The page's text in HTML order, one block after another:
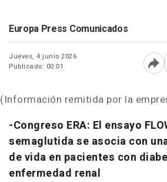
Europa Press Comunicados
Jueves, 4 junio 2026
Publicado: 00:01
(Información remitida por la
-Congreso ERA: El ensayo
semaglutida se asocia con
de vida en pacientes con
enfermedad renal